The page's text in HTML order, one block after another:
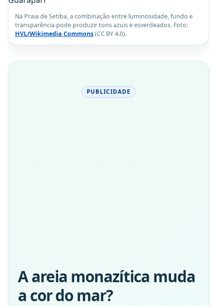
Na Praia de Setiba, a combinação entre luminosidade, fundo e
transparência pode produzir tons azuis e esverdeados. Foto:
HVL/Wikimedia Commons(CC BY 4.0).
PUBLICIDADE
A areia monazítica muda
a cor do mar?